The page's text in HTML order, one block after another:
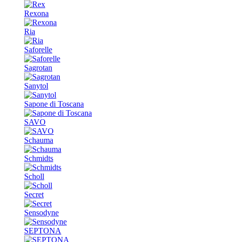
Rexona
Ria
Saforelle
Sagrotan
Sanytol
Sapone di Toscana
SAVO
Schauma
Schmidts
Scholl
Secret
Sensodyne
SEPTONA